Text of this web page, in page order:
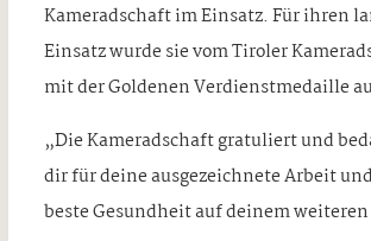
Kameradschaft im Einsatz. Für ihren
Einsatz wurde sie vom Tiroler
mit der Goldenen Verdienstmedaille
„Die Kameradschaft gratuliert und
dir für deine ausgezeichnete Arbeit
beste Gesundheit auf deinem